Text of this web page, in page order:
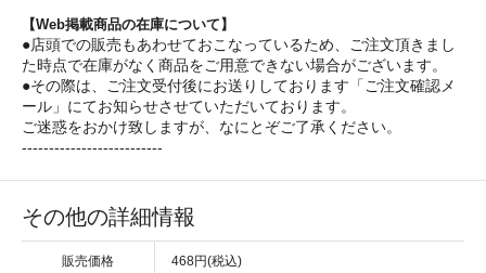
【Web掲載商品の在庫について】
●店頭での販売もあわせておこなっているため、ご注文頂きまし
た時点で在庫がなく商品をご用意できない場合がございます。
●その際は、ご注文受付後にお送りしております「ご注文確認メ
ール」にてお知らせさせていただいております。
ご迷惑をおかけ致しますが、なにとぞご了承ください。
--------------------------
その他の詳細情報
販売価格 468円(税込)